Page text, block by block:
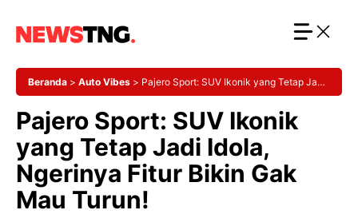
Beranda > Auto Vibes > Pajero Sport: SUV Ikonik yang Tetap Jadi
Pajero Sport: SUV Ikonik
yang Tetap Jadi Idola,
Ngerinya Fitur Bikin Gak
Mau Turun!